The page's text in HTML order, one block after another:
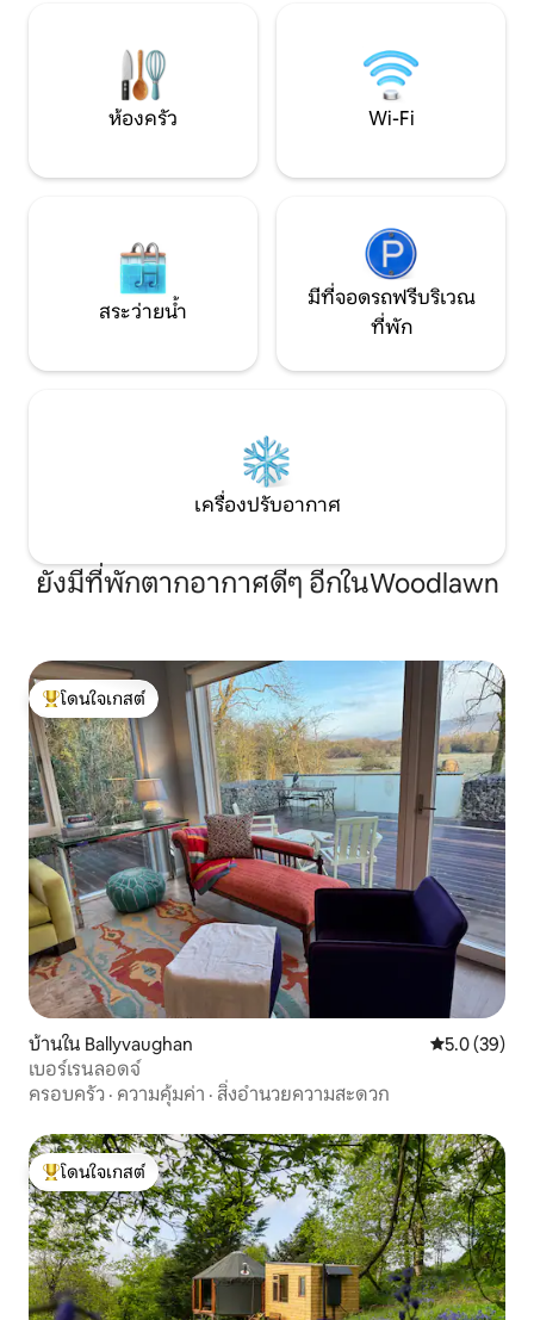
เฮอร์โดยไม่มีการจ
ห้องครัว Wi-Fi
สระว่ายน้ำ
มีที่จอดรถฟรีบริเวณ
ที่พัก
เครื่องปรับอากาศ
ยังมีที่พักตากอากาศดีๆ อีกในWoodlawn
โดนใจเกสต์ที่สุด
โดนใจเกสต์
บ้านใน Ballyvaughan คะแนนเฉลี่ย
5.0 (39)
เบอร์เรนลอดจ์
ครอบครัว · ความคุ้มค่า · สิ่งอำนวยความสะดวก
โดนใจเกสต์ที่สุด
โดนใจเกสต์